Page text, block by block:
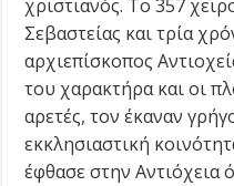
χριστιανός. Το 357
Σεβαστείας και τρία
αρχιεπίσκοπος
του χαρακτήρα και οι
αρετές, τον έκαναν
εκκλησιαστική
έφθασε στην Αντιόχεια